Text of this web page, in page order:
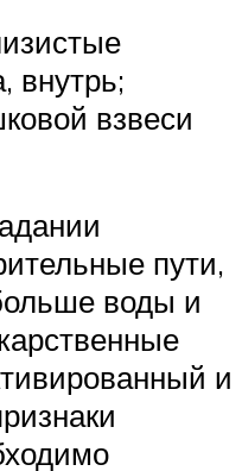
внутрь;
взвеси
пути,
воды и
и